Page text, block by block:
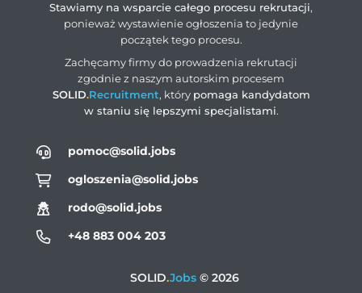
pomoc@solid.jobs
ogloszenia@solid.jobs
rodo@solid.jobs
+48 883 004 203
SOLID.Jobs© 2026
Stawiamy na wsparcie całego procesu rekrutacji,
ponieważ wystawienie ogłoszenia to jedynie
początek tego procesu.
Zachęcamy firmy do prowadzenia rekrutacji
zgodnie z naszym autorskim procesem
SOLID.Recruitment, który pomaga kandydatom
w staniu się lepszymi specjalistami.